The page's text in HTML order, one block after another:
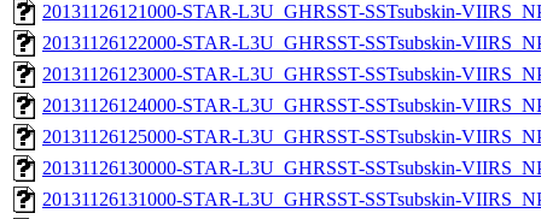
20131126121000-STAR-L3U_GHRSST-SSTsubskin-
20131126122000-STAR-L3U_GHRSST-SSTsubskin-
20131126123000-STAR-L3U_GHRSST-SSTsubskin-
20131126124000-STAR-L3U_GHRSST-SSTsubskin-
20131126125000-STAR-L3U_GHRSST-SSTsubskin-
20131126130000-STAR-L3U_GHRSST-SSTsubskin-
20131126131000-STAR-L3U_GHRSST-SSTsubskin-